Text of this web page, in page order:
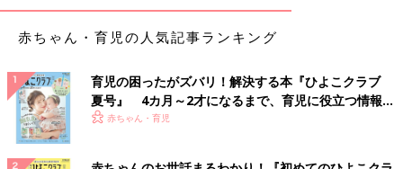
赤ちゃん・育児の人気記事ランキング
育児の困ったがズバリ！解決する本『ひよこクラブ
夏号』 4カ月～2才になるまで、育児に役立つ情報が
いっぱい！
赤ちゃん・育児